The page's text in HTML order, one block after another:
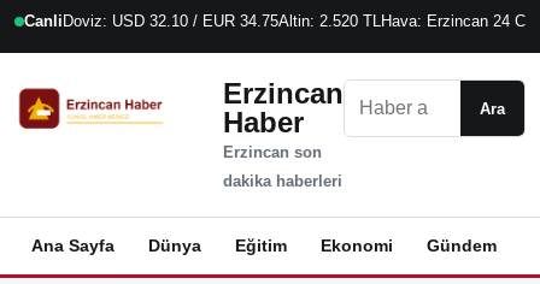
Canli Doviz: USD 32.10 / EUR 34.75Altin: 2.520 TLHava: Erzincan 24 C
Erzincan
Haber
Erzincan son
dakika haberleri
Ara
Ana Sayfa Dünya Eğitim Ekonomi Gündem